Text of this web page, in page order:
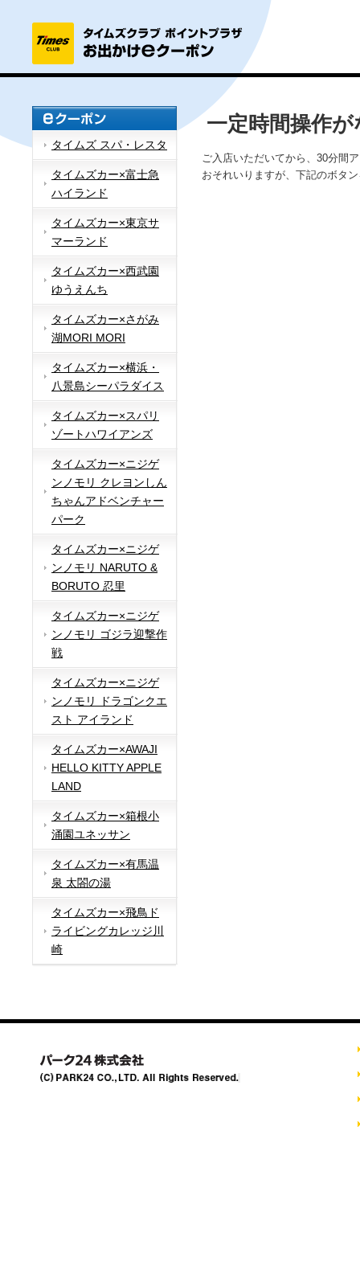
タイムズ スパ・レスタ
タイムズカー×富士急
ハイランド
タイムズカー×東京サ
マーランド
タイムズカー×西武園
ゆうえんち
タイムズカー×さがみ
湖MORI MORI
タイムズカー×横浜・
八景島シーパラダイス
タイムズカー×スパリ
ゾートハワイアンズ
タイムズカー×ニジゲ
ンノモリ クレヨンしん
ちゃんアドベンチャー
パーク
タイムズカー×ニジゲ
ンノモリ NARUTO &
BORUTO 忍里
タイムズカー×ニジゲ
ンノモリ ゴジラ迎撃作
戦
タイムズカー×ニジゲ
ンノモリ ドラゴンクエ
スト アイランド
タイムズカー×AWAJI
HELLO KITTY APPLE
LAND
タイムズカー×箱根小
涌園ユネッサン
タイムズカー×有馬温
泉 太閤の湯
タイムズカー×飛鳥ド
ライビングカレッジ川
崎
一定時間操作
ご入店いただいてから、30分間
おそれいりますが、下記のボタ